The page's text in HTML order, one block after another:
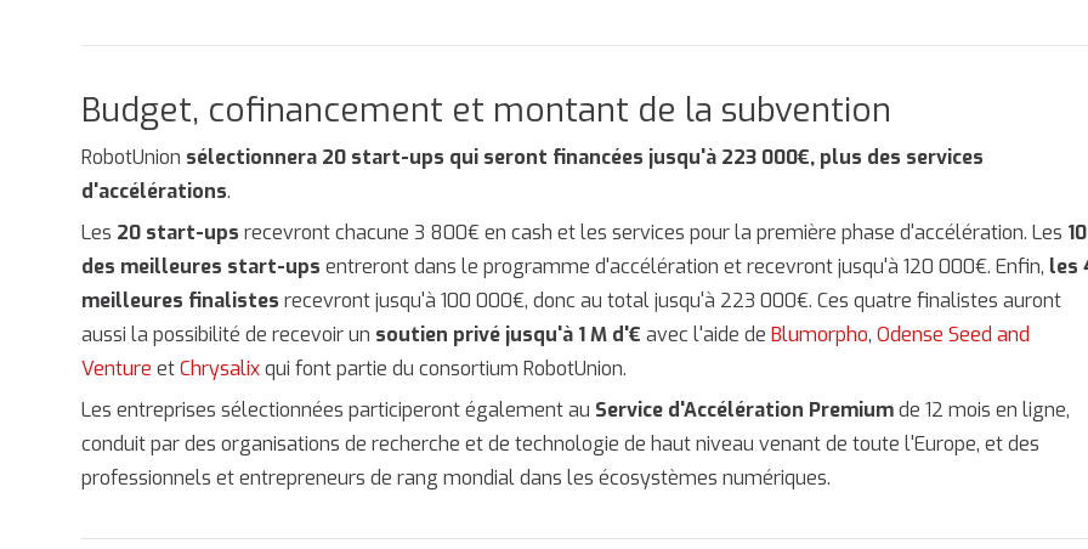
Budget, cofinancement et montant de la subvention
RobotUnion sélectionnera 20 start-ups qui seront financées jusqu'à 223 000€, plus des services
d'accélérations.
Les 20 start-ups recevront chacune 3 800€ en cash et les services pour la première phase d'accélération. Les 10
des meilleures start-ups entreront dans le programme d'accélération et recevront jusqu'à 120 000€. Enfin, les
meilleures finalistes recevront jusqu'à 100 000€, donc au total jusqu'à 223 000€. Ces quatre finalistes auront
aussi la possibilité de recevoir un soutien privé jusqu'à 1 M d'€ avec l'aide deBlumorpho,Odense Seed and
Venture etChrysalixqui font partie du consortium RobotUnion.
Les entreprises sélectionnées participeront également au Service d'Accélération Premiumde 12 mois en ligne,
conduit par des organisations de recherche et de technologie de haut niveau venant de toute l'Europe, et des
professionnels et entrepreneurs de rang mondial dans les écosystèmes numériques.